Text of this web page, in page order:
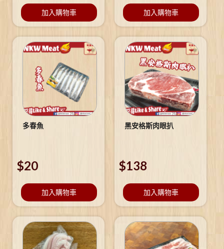
加入購物車 加入購物車
多春魚
$20
加入購物車
黑安格斯肉眼扒
$138
加入購物車